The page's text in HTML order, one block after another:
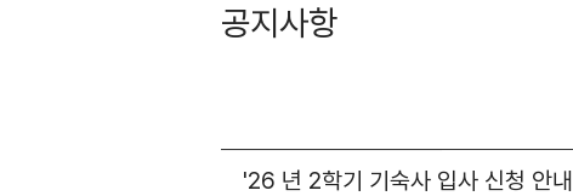
공지사항
'26 년 2학기 기숙사 입사 신청 안내